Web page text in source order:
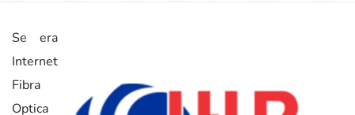
Se era
Internet
Fibra
Optica